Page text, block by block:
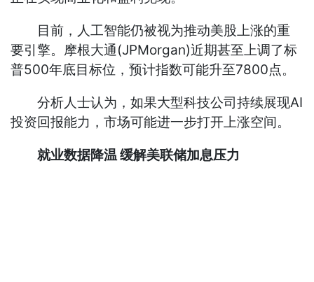
目前，人工智能仍被视为推动美股上涨的重
要引擎。摩根大通(JPMorgan)近期甚至上调了标
普500年底目标位，预计指数可能升至7800点。
分析人士认为，如果大型科技公司持续展现AI
投资回报能力，市场可能进一步打开上涨空间。
就业数据降温 缓解美联储加息压力